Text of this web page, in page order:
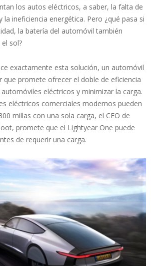
los autos eléctricos, a saber, la falta de
la ineficiencia energética. Pero ¿qué pasa si
la batería del automóvil también
sol?
exactamente esta solución, un automóvil
que promete ofrecer el doble de eficiencia
eléctricos y minimizar la carga.
eléctricos comerciales modernos pueden
millas con una sola carga, el CEO de
promete que el Lightyear One puede
de requerir una carga.